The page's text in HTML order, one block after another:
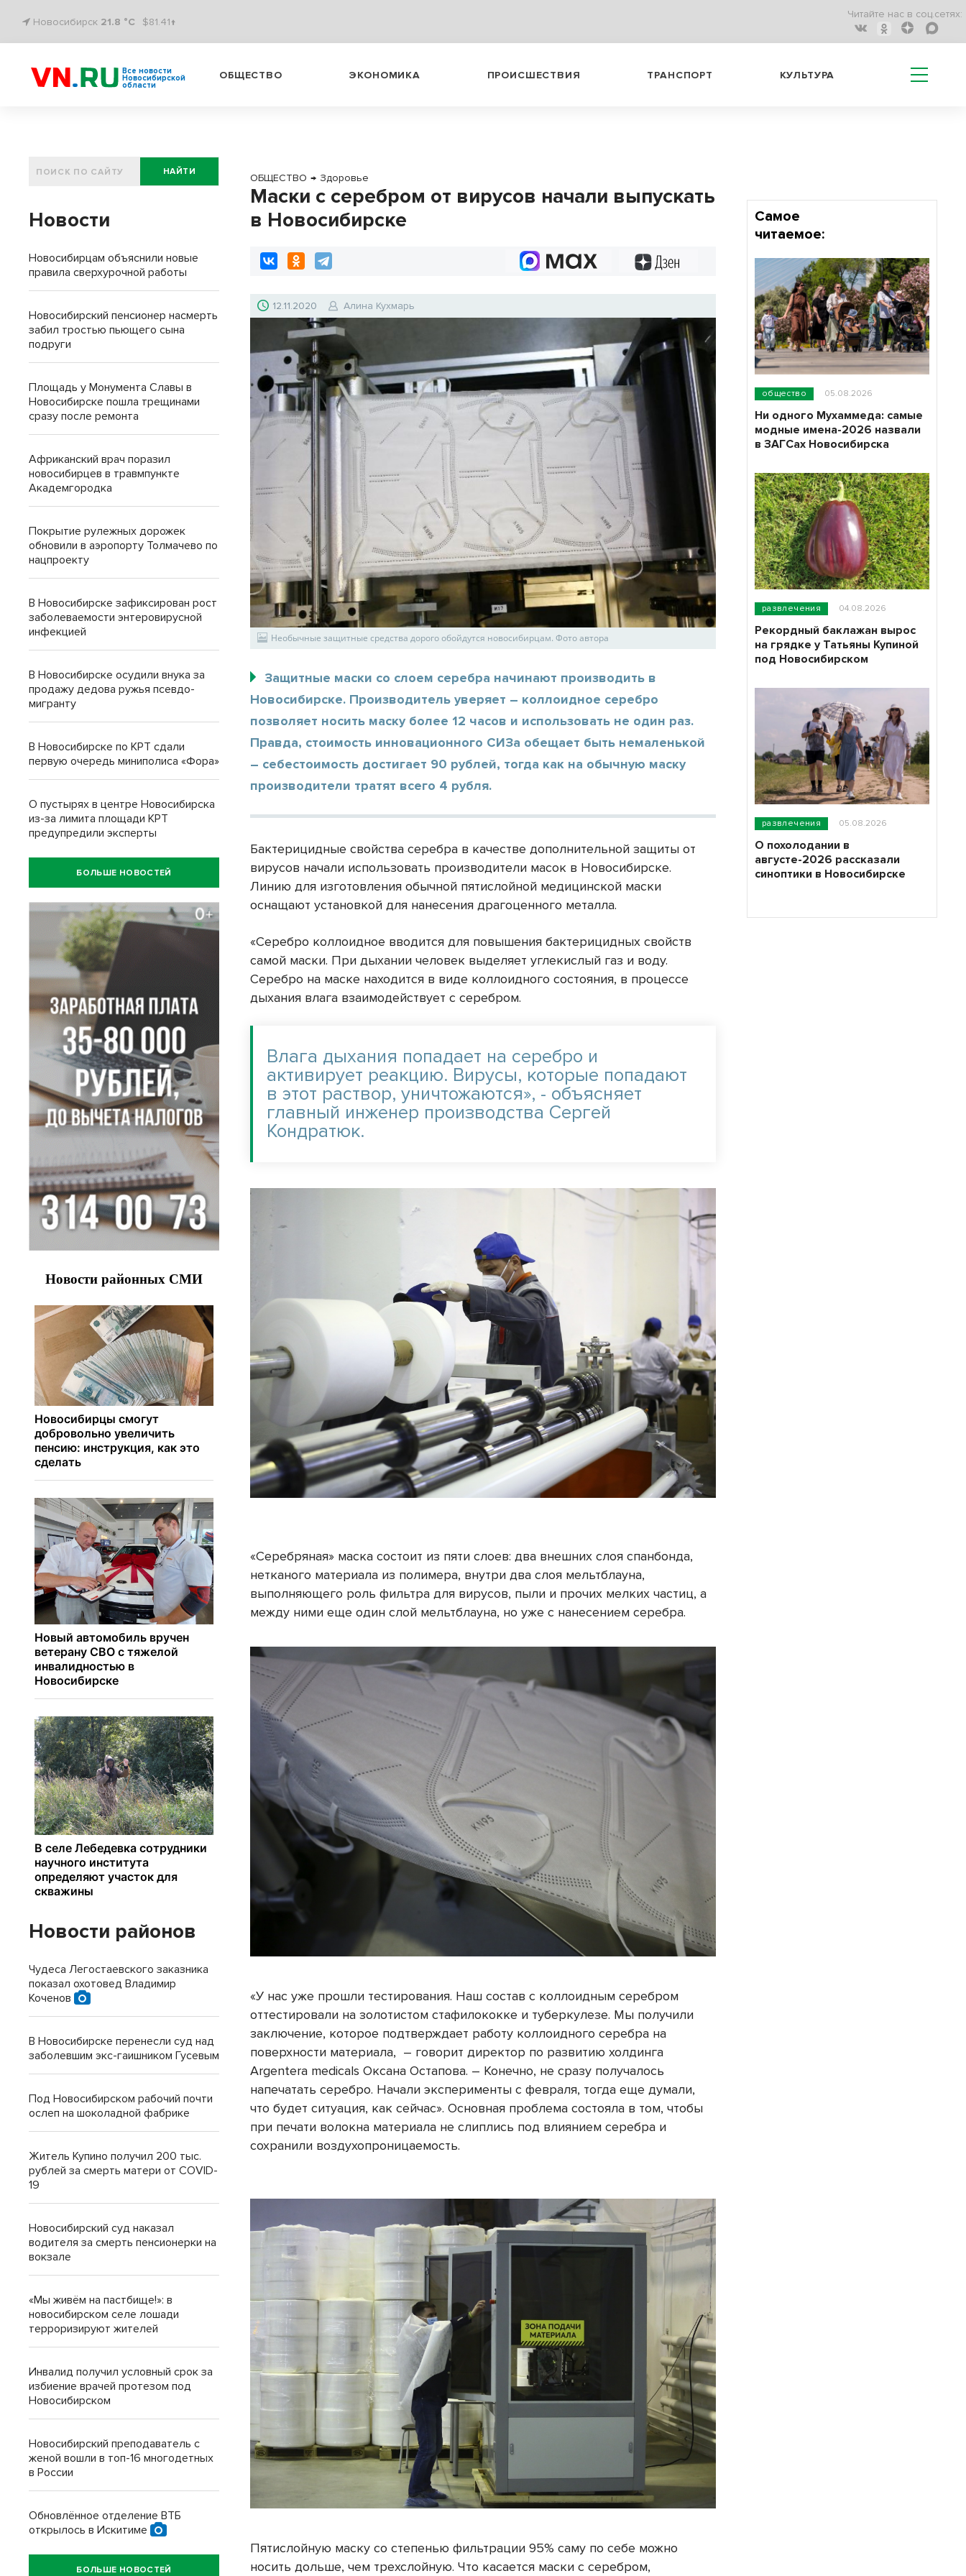
Новосибирск 21.8 °C $81.41↑
Читайте нас в соц.сетях:
Все новости
Новосибирской
области
ОБЩЕСТВО ЭКОНОМИКА ПРОИСШЕСТВИЯ ТРАНСПОРТ КУЛЬТУРА
ОБЩЕСТВО → Здоровье
Маски с серебром от вирусов начали выпускать
в Новосибирске
12.11.2020 Алина Кухмарь
Необычные защитные средства дорого обойдутся новосибирцам. Фото автора
Защитные маски со слоем серебра начинают производить в
Новосибирске. Производитель уверяет – коллоидное серебро
позволяет носить маску более 12 часов и использовать не один раз.
Правда, стоимость инновационного СИЗа обещает быть немаленькой
– себестоимость достигает 90 рублей, тогда как на обычную маску
производители тратят всего 4 рубля.
Бактерицидные свойства серебра в качестве дополнительной защиты от
вирусов начали использовать производители масок в Новосибирске.
Линию для изготовления обычной пятислойной медицинской маски
оснащают установкой для нанесения драгоценного металла.
«Серебро коллоидное вводится для повышения бактерицидных свойств
самой маски. При дыхании человек выделяет углекислый газ и воду.
Серебро на маске находится в виде коллоидного состояния, в процессе
дыхания влага взаимодействует с серебром.
Влага дыхания попадает на серебро и
активирует реакцию. Вирусы, которые попадают
в этот раствор, уничтожаются», - объясняет
главный инженер производства Сергей
Кондратюк.
«Серебряная» маска состоит из пяти слоев: два внешних слоя спанбонда,
нетканого материала из полимера, внутри два слоя мельтблауна,
выполняющего роль фильтра для вирусов, пыли и прочих мелких частиц, а
между ними еще один слой мельтблауна, но уже с нанесением серебра.
«У нас уже прошли тестирования. Наш состав с коллоидным серебром
оттестировали на золотистом стафилококке и туберкулезе. Мы получили
заключение, которое подтверждает работу коллоидного серебра на
поверхности материала, – говорит директор по развитию холдинга
Argentera medicals Оксана Остапова. – Конечно, не сразу получалось
напечатать серебро. Начали эксперименты с февраля, тогда еще думали,
что будет ситуация, как сейчас». Основная проблема состояла в том, чтобы
при печати волокна материала не слиплись под влиянием серебра и
сохранили воздухопроницаемость.
Пятислойную маску со степенью фильтрации 95% саму по себе можно
носить дольше, чем трехслойную. Что касается маски с серебром,
НАЙТИ
Новости
Новосибирцам объяснили новые
правила сверхурочной работы
Новосибирский пенсионер насмерть
забил тростью пьющего сына
подруги
Площадь у Монумента Славы в
Новосибирске пошла трещинами
сразу после ремонта
Африканский врач поразил
новосибирцев в травмпункте
Академгородка
Покрытие рулежных дорожек
обновили в аэропорту Толмачево по
нацпроекту
В Новосибирске зафиксирован рост
заболеваемости энтеровирусной
инфекцией
В Новосибирске осудили внука за
продажу дедова ружья псевдо-
мигранту
В Новосибирске по КРТ сдали
первую очередь миниполиса «Фора»
О пустырях в центре Новосибирска
из-за лимита площади КРТ
предупредили эксперты
БОЛЬШЕ НОВОСТЕЙ
Новости районов
Чудеса Легостаевского заказника
показал охотовед Владимир
Коченов
В Новосибирске перенесли суд над
заболевшим экс-гаишником Гусевым
Под Новосибирском рабочий почти
ослеп на шоколадной фабрике
Житель Купино получил 200 тыс.
рублей за смерть матери от COVID-
19
Новосибирский суд наказал
водителя за смерть пенсионерки на
вокзале
«Мы живём на пастбище!»: в
новосибирском селе лошади
терроризируют жителей
Инвалид получил условный срок за
избиение врачей протезом под
Новосибирском
Новосибирский преподаватель с
женой вошли в топ-16 многодетных
в России
Обновлённое отделение ВТБ
открылось в Искитиме
БОЛЬШЕ НОВОСТЕЙ
Самое
читаемое:
общество 05.08.2026
Ни одного Мухаммеда: самые
модные имена-2026 назвали
в ЗАГСах Новосибирска
развлечения 04.08.2026
Рекордный баклажан вырос
на грядке у Татьяны Купиной
под Новосибирском
развлечения 05.08.2026
О похолодании в
августе-2026 рассказали
синоптики в Новосибирске